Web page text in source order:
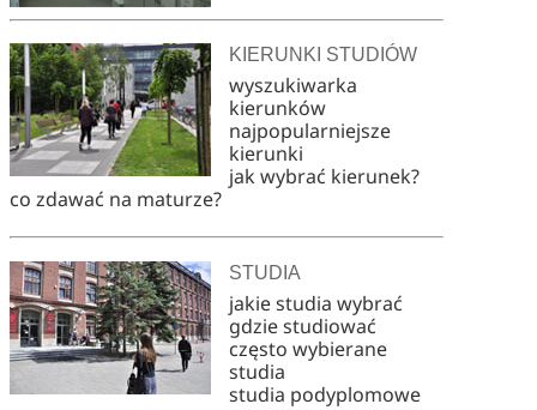
KIERUNKI STUDIÓW
wyszukiwarka
kierunków
najpopularniejsze
kierunki
jak wybrać kierunek?
co zdawać na maturze?
STUDIA
jakie studia wybrać
gdzie studiować
często wybierane
studia
studia podyplomowe